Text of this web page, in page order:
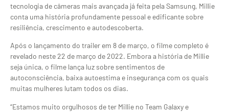
tecnologia de câmeras mais avançada já feita pela Samsung, Millie
conta uma história profundamente pessoal e edificante sobre
resiliência, crescimento e autodescoberta.
Após o lançamento do trailer em 8 de março, o filme completo é
revelado neste 22 de março de 2022. Embora a história de Millie
seja única, o filme lança luz sobre sentimentos de
autoconsciência, baixa autoestima e insegurança com os quais
muitas mulheres lutam todos os dias.
“Estamos muito orgulhosos de ter Millie no Team Galaxy e